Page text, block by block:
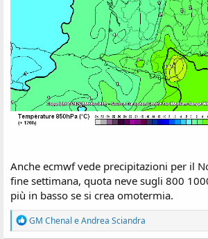
Anche ecmwf vede precipitazioni per il
fine settimana, quota neve sugli 800
più in basso se si crea omotermia.
R
e
GM Chenal eAndrea Sciandra